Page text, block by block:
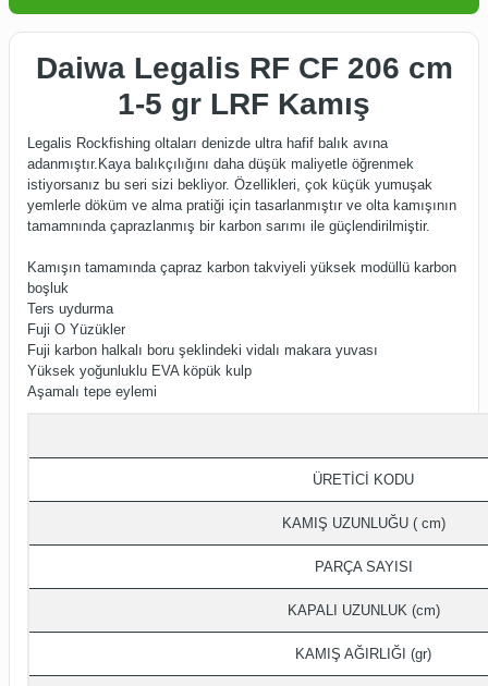
Daiwa Legalis RF CF 206 cm
1-5 gr LRF Kamış
Legalis Rockfishing oltaları denizde ultra hafif balık avına
adanmıştır.Kaya balıkçılığını daha düşük maliyetle öğrenmek
istiyorsanız bu seri sizi bekliyor. Özellikleri, çok küçük yumuşak
yemlerle döküm ve alma pratiği için tasarlanmıştır ve olta kamışının
tamamnında çaprazlanmış bir karbon sarımı ile güçlendirilmiştir.
Kamışın tamamında çapraz karbon takviyeli yüksek modüllü karbon
boşluk
Ters uydurma
Fuji O Yüzükler
Fuji karbon halkalı boru şeklindeki vidalı makara yuvası
Yüksek yoğunluklu EVA köpük kulp
Aşamalı tepe eylemi
ÜRETİCİ KODU
KAMIŞ UZUNLUĞU ( cm)
PARÇA SAYISI
KAPALI UZUNLUK (cm)
KAMIŞ AĞIRLIĞI (gr)